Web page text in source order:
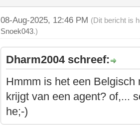
08-Aug-2025, 12:46 PM (Dit bericht is
Snoek043.)
Dharm2004 schreef:
Hmmm is het een
krijgt van een agent? of,...
he;-)